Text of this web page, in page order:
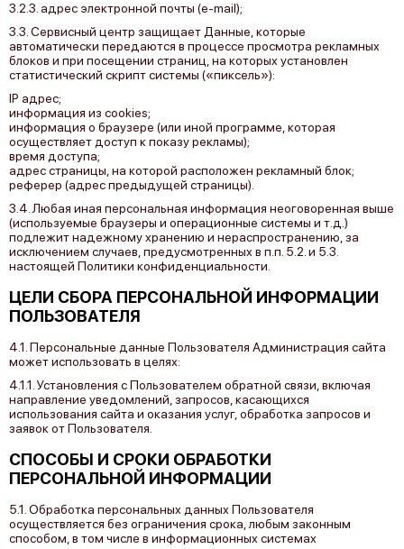
3.2.3. адрес электронной почты (e-mail);
3.3. Сервисный центр защищает Данные, которые
автоматически передаются в процессе просмотра рекламных
блоков и при посещении страниц, на которых установлен
статистический скрипт системы («пиксель»):
IP адрес;
информация из cookies;
информация о браузере (или иной программе, которая
осуществляет доступ к показу рекламы);
время доступа;
адрес страницы, на которой расположен рекламный блок;
реферер (адрес предыдущей страницы).
3.4. Любая иная персональная информация неоговоренная выше
(используемые браузеры и операционные системы и т.д.)
подлежит надежному хранению и нераспространению, за
исключением случаев, предусмотренных в п.п. 5.2. и 5.3.
настоящей Политики конфиденциальности.
ЦЕЛИ СБОРА ПЕРСОНАЛЬНОЙ ИНФОРМАЦИИ
ПОЛЬЗОВАТЕЛЯ
4.1. Персональные данные Пользователя Администрация сайта
может использовать в целях:
4.1.1. Установления с Пользователем обратной связи, включая
направление уведомлений, запросов, касающихся
использования сайта и оказания услуг, обработка запросов и
заявок от Пользователя.
СПОСОБЫ И СРОКИ ОБРАБОТКИ
ПЕРСОНАЛЬНОЙ ИНФОРМАЦИИ
5.1. Обработка персональных данных Пользователя
осуществляется без ограничения срока, любым законным
способом, в том числе в информационных системах